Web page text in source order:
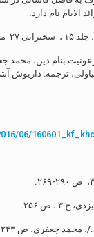
نام دارد.
ترجمه: داریوش
06/